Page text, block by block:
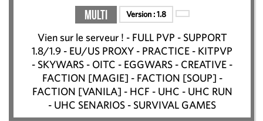
Multi Version :1.8
Vien sur le serveur ! - FULL PVP - SUPPORT
1.8/1.9 - EU/US PROXY - PRACTICE - KITPVP
- SKYWARS - OITC - EGGWARS - CREATIVE -
FACTION [MAGIE] - FACTION [SOUP] -
FACTION [VANILA] - HCF - UHC - UHC RUN
- UHC SENARIOS - SURVIVAL GAMES